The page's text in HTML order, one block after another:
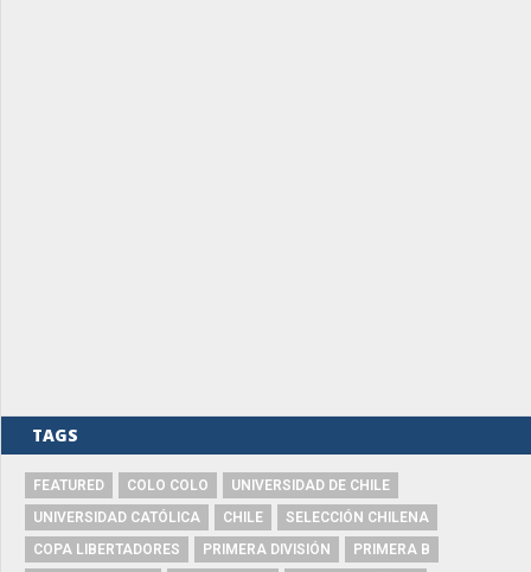
TAGS
FEATURED COLO COLO
UNIVERSIDAD DE CHILE
UNIVERSIDAD CATÓLICA
CHILE
SELECCIÓN CHILENA
COPA LIBERTADORES
PRIMERA DIVISIÓN
PRIMERA B